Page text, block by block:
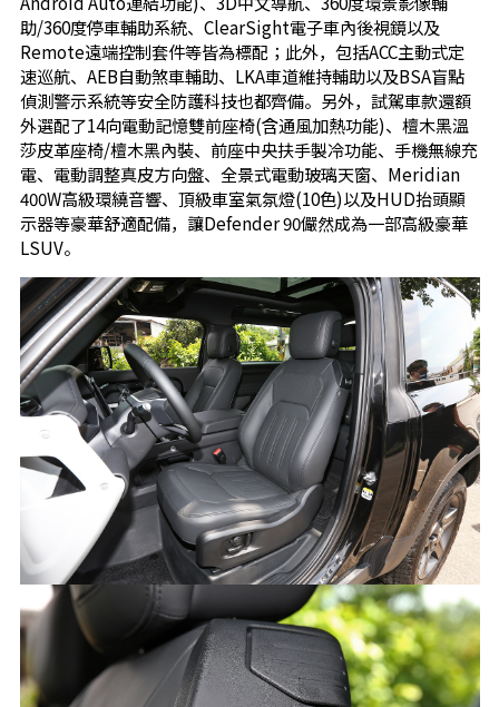
助/360度停車輔助系統、ClearSight電子車內後視鏡以及
Remote遠端控制套件等皆為標配；此外，包括ACC主動式定
速巡航、AEB自動煞車輔助、LKA車道維持輔助以及BSA盲點
偵測警示系統等安全防護科技也都齊備。另外，試駕車款還額
外選配了14向電動記憶雙前座椅(含通風加熱功能)、檀木黑溫
莎皮革座椅/檀木黑內裝、前座中央扶手製冷功能、手機無線充
電、電動調整真皮方向盤、全景式電動玻璃天窗、Meridian
400W高級環繞音響、頂級車室氣氛燈(10色)以及HUD抬頭顯
示器等豪華舒適配備，讓Defender 90儼然成為一部高級豪華
LSUV。